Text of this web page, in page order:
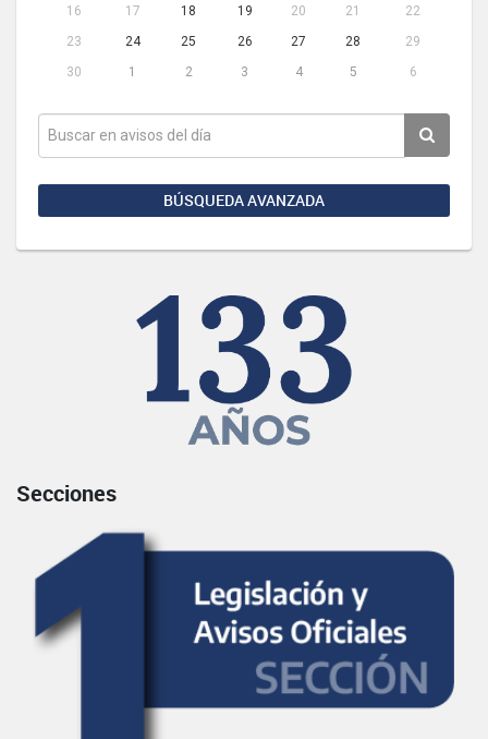
16
17 18 19 20 21
22
23
24 25 26 27 28
29
30
1 2 3 4 5 6
BÚSQUEDA AVANZADA
Secciones